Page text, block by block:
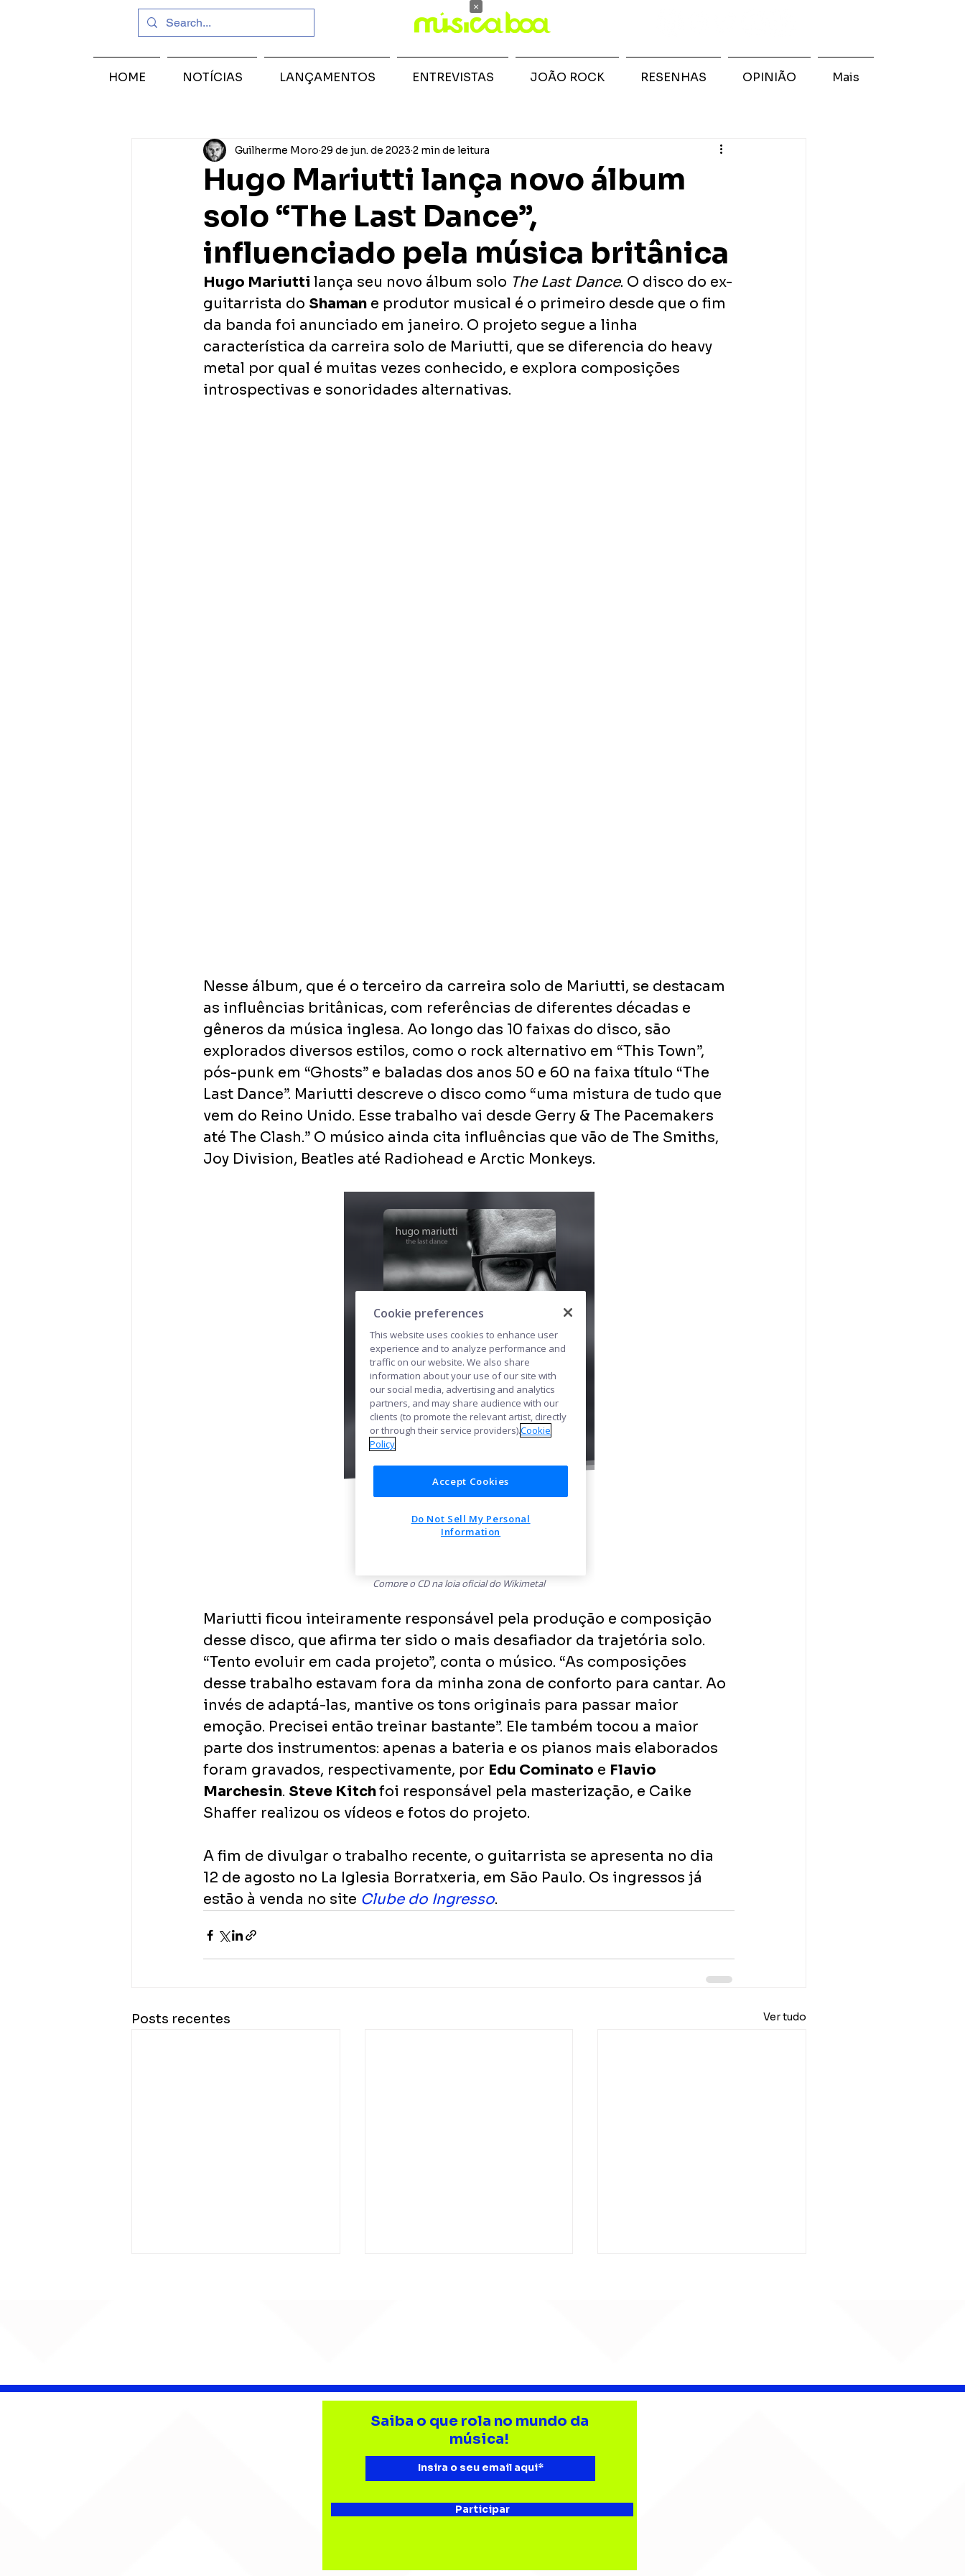
Hugo Mariutti lança novo álbum
solo “The Last Dance”,
influenciado pela música britânica
Guilherme Moro 29 de jun. de 2023 2 min de leitura
Hugo Mariutti lança seu novo álbum solo The Last Dance. O disco do ex-
guitarrista do Shaman e produtor musical é o primeiro desde que o fim
da banda foi anunciado em janeiro. O projeto segue a linha
característica da carreira solo de Mariutti, que se diferencia do heavy
metal por qual é muitas vezes conhecido, e explora composições
introspectivas e sonoridades alternativas.
Nesse álbum, que é o terceiro da carreira solo de Mariutti, se destacam
as influências britânicas, com referências de diferentes décadas e
gêneros da música inglesa. Ao longo das 10 faixas do disco, são
explorados diversos estilos, como o rock alternativo em “This Town”,
pós-punk em “Ghosts” e baladas dos anos 50 e 60 na faixa título “The
Last Dance”. Mariutti descreve o disco como “uma mistura de tudo que
vem do Reino Unido. Esse trabalho vai desde Gerry & The Pacemakers
até The Clash.” O músico ainda cita influências que vão de The Smiths,
Joy Division, Beatles até Radiohead e Arctic Monkeys.
Mariutti ficou inteiramente responsável pela produção e composição
desse disco, que afirma ter sido o mais desafiador da trajetória solo.
“Tento evoluir em cada projeto”, conta o músico. “As composições
desse trabalho estavam fora da minha zona de conforto para cantar. Ao
invés de adaptá-las, mantive os tons originais para passar maior
emoção. Precisei então treinar bastante”. Ele também tocou a maior
parte dos instrumentos: apenas a bateria e os pianos mais elaborados
foram gravados, respectivamente, por Edu Cominato e Flavio
Marchesin. Steve Kitch foi responsável pela masterização, e Caike
Shaffer realizou os vídeos e fotos do projeto.
A fim de divulgar o trabalho recente, o guitarrista se apresenta no dia
12 de agosto no La Iglesia Borratxeria, em São Paulo. Os ingressos já
estão à venda no site Clube do Ingresso.
Posts recentes Ver tudo
AUMENTA O SOM!
Djonga reúne multidão e
reforça
representatividade do
rap no João Rock
Levinsk conquista
HOME NOTÍCIAS LANÇAMENTOS ENTREVISTAS JOÃO ROCK RESENHAS OPINIÃO Mais
Saiba o que rola no mundo da
música!
Participar
×